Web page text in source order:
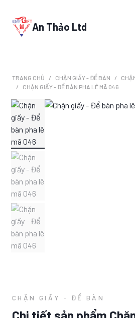
An Thảo Ltd
TRANG CHỦ CHẶN GIẤY - ĐỂ BÀN
CHẶN GIẤY - ĐỂ BÀN PHA LÊ MÃ 046
CHẶN GIẤY - ĐỂ BÀN
Chi tiết sản phẩm